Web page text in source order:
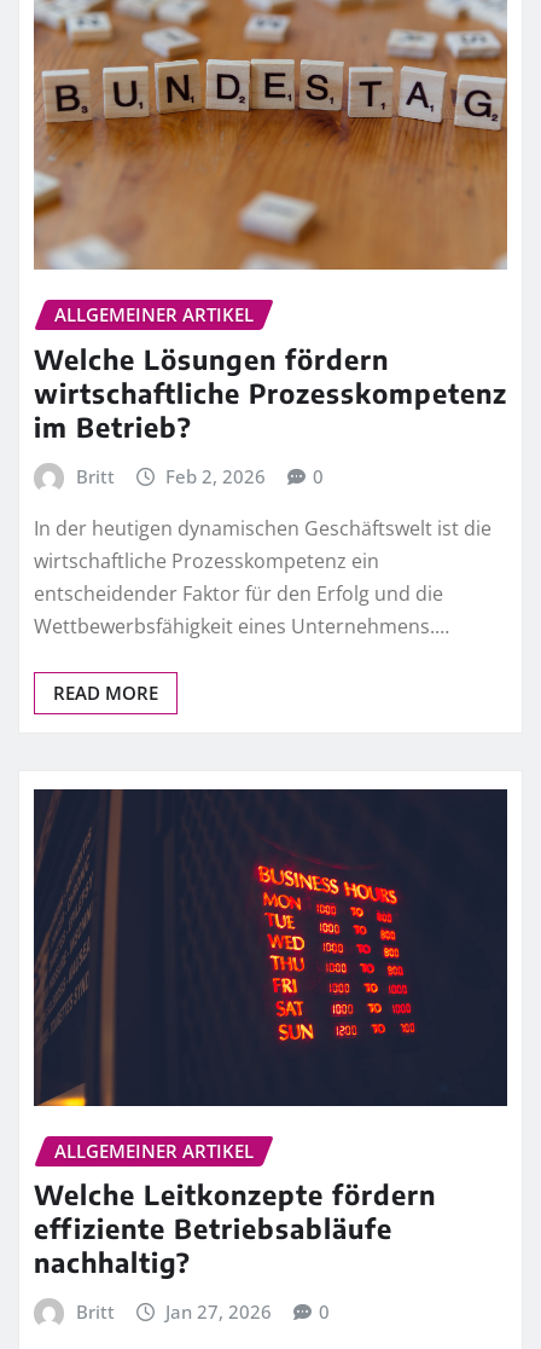
ALLGEMEINER ARTIKEL
Welche Lösungen fördern
wirtschaftliche Prozesskompetenz
im Betrieb?
Britt Feb 2, 2026 0
In der heutigen dynamischen Geschäftswelt ist die
wirtschaftliche Prozesskompetenz ein
entscheidender Faktor für den Erfolg und die
Wettbewerbsfähigkeit eines Unternehmens.…
READ MORE
ALLGEMEINER ARTIKEL
Welche Leitkonzepte fördern
effiziente Betriebsabläufe
nachhaltig?
Britt Jan 27, 2026 0